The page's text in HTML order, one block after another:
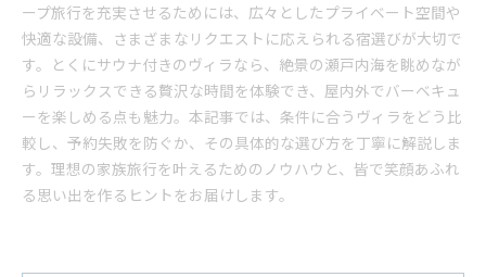
ープ旅行を充実させるためには、広々としたプライベート空間や
快適な設備、さまざまなリクエストに応えられる宿選びが大切で
す。とくにサウナ付きのヴィラなら、絶景の瀬戸内海を眺めなが
らリラックスできる贅沢な時間を体験でき、屋内外でバーベキュ
ーを楽しめる点も魅力。本記事では、条件に合うヴィラをどう比
較し、予約失敗を防ぐか、その具体的な選び方を丁寧に解説しま
す。理想の家族旅行を叶えるためのノウハウと、皆で笑顔あふれ
る思い出を作るヒントをお届けします。